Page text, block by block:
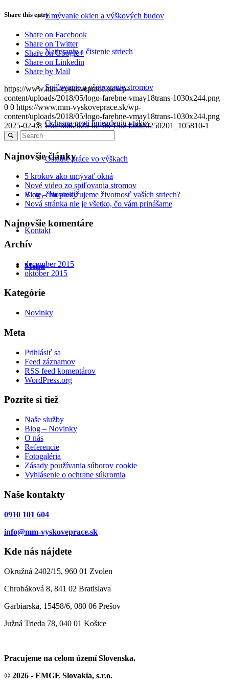
Umývanie okien a výškových budov
Natieranie a čistenie striech
Spiľovanie a ošetrovanie stromov
Ochrana proti hniezdeniu vtákov
Ostatné práce vo výškach
Blog – Novinky
Kontakt
Menu
Share this entry
Share on Facebook
Share on Twitter
Share on Google+
Share on Linkedin
Share by Mail
https://www.mm-vyskoveprace.sk/wp-
content/uploads/2018/05/logo-farebne-vmay18trans-1030x244.png
0 0 https://www.mm-vyskoveprace.sk/wp-
content/uploads/2018/05/logo-farebne-vmay18trans-1030x244.png
2025-02-08 13:24:002025-02-08 13:24:0020250201_105810-1
Najnovšie články
5 krokov ako umývať okná
Nové video zo spiľovania stromov
Viete, čím predĺžujeme životnosť vaších striech?
Nová stránka nie je všetko, čo vám prinášame
Najnovšie komentáre
Archív
december 2015
október 2015
Kategórie
Novinky
Meta
Prihlásiť sa
Feed záznamov
RSS feed komentárov
WordPress.org
Pozrite si tiež
Naše služby
Blog – Novinky
O nás
Referencie
Fotogaléria
Zásady používania súborov cookie
Vyhlásenie o ochrane súkromia
Naše kontakty
0910 101 604
info@mm-vyskoveprace.sk
Kde nás nájdete
Okružná 2402/15, 960 01 Zvolen
Chrobáková 8, 841 02 Bratislava
Garbiarska, 15458/6, 080 06 Prešov
Južná Trieda 78, 040 01 Košice
Pracujeme na celom území Slovenska.
© 2026 - EMGE Slovakia, s.r.o.